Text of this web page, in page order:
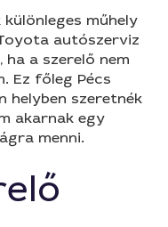
műhely
autószerviz
a szerelő nem
Ez főleg Pécs
helyben szeretnék
akarnak egy
menni.